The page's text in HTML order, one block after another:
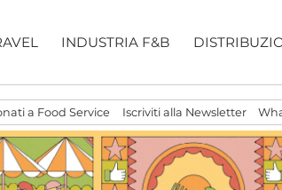
INDUSTRIA F&B
a Food Service Iscriviti alla Newsletter